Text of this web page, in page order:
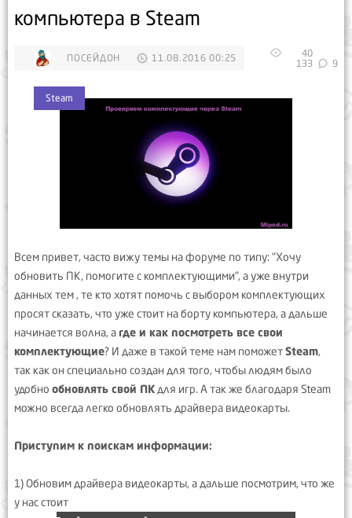
компьютера в Steam
ПОСЕЙДОН 11.08.2016 00:25
40
133
9
Steam
Всем привет, часто вижу темы на форуме по типу: "Хочу
обновить ПК, помогите с комплектующими", а уже внутри
данных тем , те кто хотят помочь с выбором комплектующих
просят сказать, что уже стоит на борту компьютера, а дальше
начинается волна, агде и как посмотреть все свои
комплектующие? И даже в такой теме нам поможетSteam,
так как он специально создан для того, чтобы людям было
удобно обновлять свой ПКдля игр. А так же благодаря Steam
можно всегда легко обновлять драйвера видеокарты.
Приступим к поискам информации:
1) Обновим драйвера видеокарты, а дальше посмотрим, что же
у нас стоит